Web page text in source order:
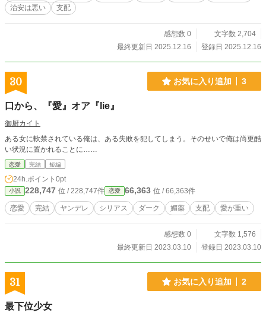
治安は悪い
支配
感想数 0
文字数 2,704
最終更新日 2025.12.16
登録日 2025.12.16
30 お気に入り追加 3
口から、『愛』オア『lie』
御厨カイト
ある女に軟禁されている俺は、ある失敗を犯してしまう。そのせいで俺は尚更酷
い状況に置かれることに……
恋愛 完結 短編
24h.ポイント 0pt
小説 228,747 位 / 228,747件 恋愛 66,363 位 / 66,363件
恋愛 完結 ヤンデレ シリアス ダーク 媚薬 支配 愛が重い
感想数 0
文字数 1,576
最終更新日 2023.03.10
登録日 2023.03.10
31 お気に入り追加 2
最下位少女